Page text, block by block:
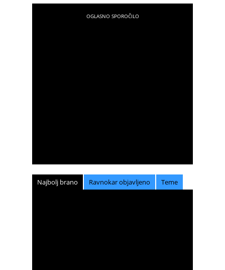
Najbolj brano Ravnokar objavljeno Teme